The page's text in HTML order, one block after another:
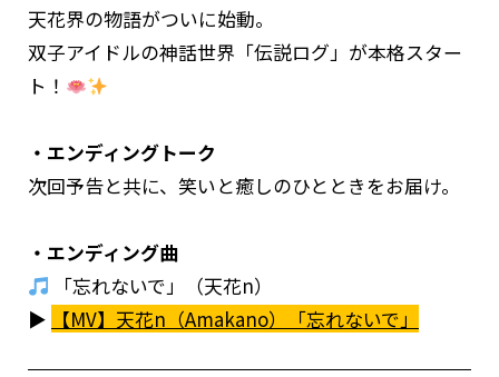
天花界の物語がついに始動。
双子アイドルの神話世界「伝説ログ」が本格スター
ト！
・エンディングトーク
次回予告と共に、笑いと癒しのひとときをお届け。
・エンディング曲
「忘れないで」（天花n）
▶︎
【MV】天花n（Amakano）「忘れないで」